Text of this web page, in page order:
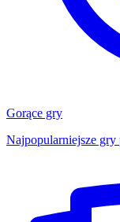
Gorące gry
Najpopularniejsze gry